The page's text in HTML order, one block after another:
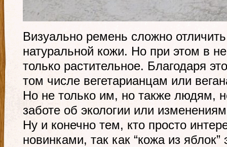
Визуально ремень сложно
натуральной кожи. Но при этом в
только растительное. Благодаря
том числе вегетарианцам или
Но не только им, но также людям,
заботе об экологии или
Ну и конечно тем, кто просто
новинками, так как “кожа из